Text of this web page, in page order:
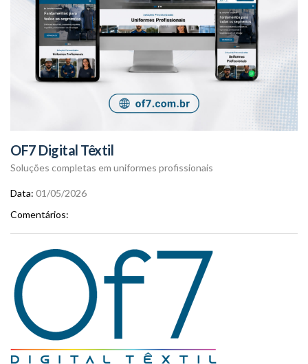
OF7 Digital Têxtil
Soluções completas em uniformes profissionais
Data 01/05/2026
Comentários